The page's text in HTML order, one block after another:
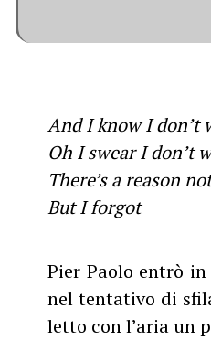
And I know I don’t
Oh I swear I don’t
There’s a reason
But I forgot
Pier Paolo entrò
nel tentativo di
letto con l’aria un